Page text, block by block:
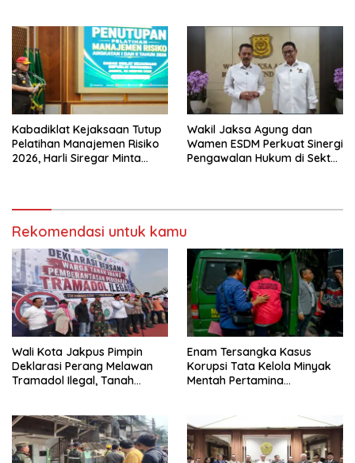
Kabadiklat Kejaksaan Tutup
Pelatihan Manajemen Risiko
2026, Harli Siregar Minta
Wakil Jaksa Agung dan
Wamen ESDM Perkuat Sinergi
Pengawalan Hukum di Sektor
Rekomendasi untuk kamu
Wali Kota Jakpus Pimpin
Deklarasi Perang Melawan
Tramadol Ilegal, Tanah
Enam Tersangka Kasus
Korupsi Tata Kelola Minyak
Mentah Pertamina